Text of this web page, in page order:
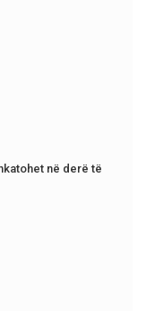
në derë të